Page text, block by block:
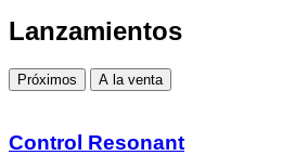
Lanzamientos
Próximos A la venta
Control Resonant